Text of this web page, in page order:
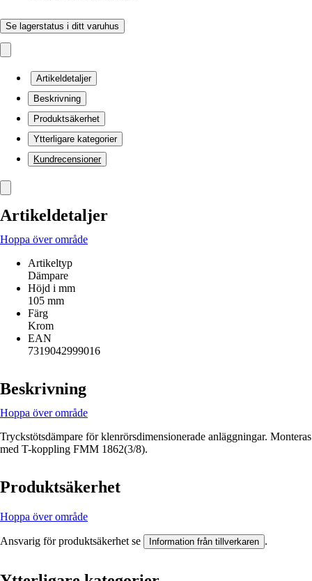
Se lagerstatus i ditt varuhus
Artikeldetaljer
Beskrivning
Produktsäkerhet
Ytterligare kategorier
Kundrecensioner
Artikeldetaljer
Hoppa över område
Artikeltyp
Dämpare
Höjd i mm
105 mm
Färg
Krom
EAN
7319042999016
Beskrivning
Hoppa över område
Tryckstötsdämpare för klenrörsdimensionerade anläggningar. Monteras
med T-koppling FMM 1862(3/8).
Produktsäkerhet
Hoppa över område
Ansvarig för produktsäkerhet se Information från tillverkaren .